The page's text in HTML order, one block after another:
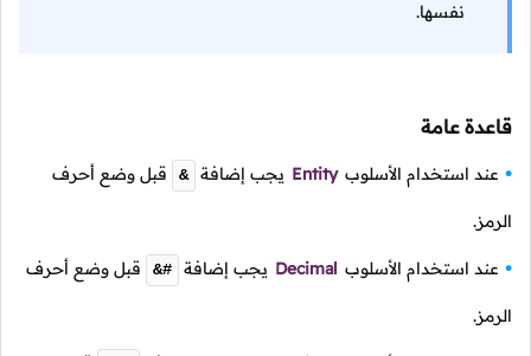
نفسها.
قاعدة عامة
عند استخدام الأسلوب Entity يجب إضافة & قبل وضع أحرف
الرمز.
عند استخدام الأسلوب Decimal يجب إضافة &# قبل وضع أحرف
الرمز.